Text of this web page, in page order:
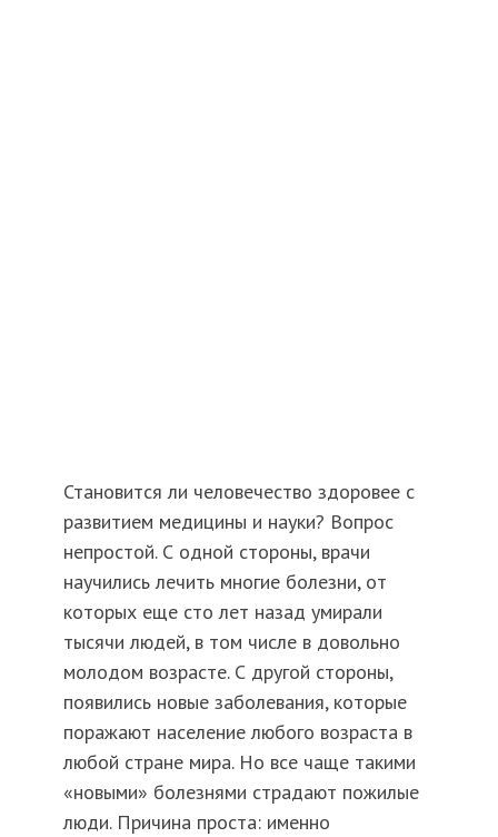
Становится ли человечество здоровее с
развитием медицины и науки? Вопрос
непростой. С одной стороны, врачи
научились лечить многие болезни, от
которых еще сто лет назад умирали
тысячи людей, в том числе в довольно
молодом возрасте. С другой стороны,
появились новые заболевания, которые
поражают население любого возраста в
любой стране мира. Но все чаще такими
«новыми» болезнями страдают пожилые
люди. Причина проста: именно